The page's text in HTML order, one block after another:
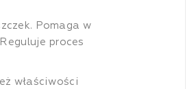
Pomaga w
proces
właściwości